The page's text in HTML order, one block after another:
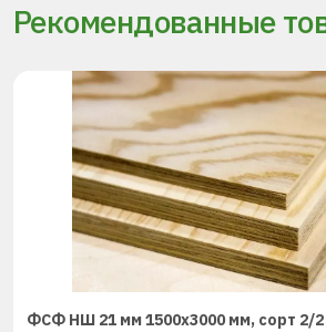
Рекомендованные
ФСФ НШ 21 мм 1500х3000 мм, сорт 2/2